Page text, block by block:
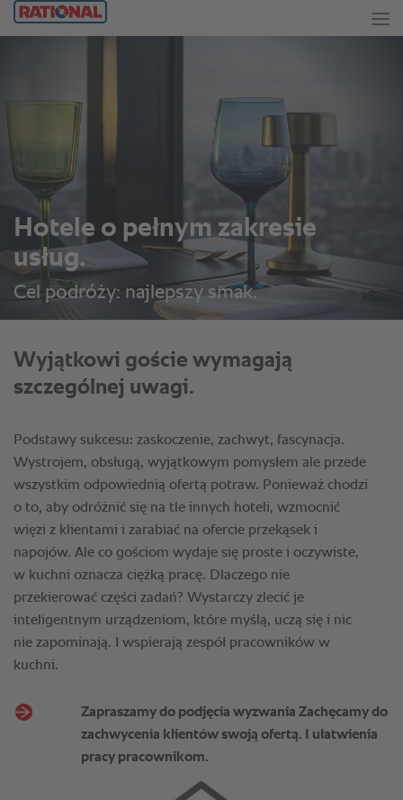
Hotele o pełnym zakresie
usług.
Cel podróży: najlepszy smak.
Wyjątkowi goście wymagają
szczególnej uwagi.
Podstawy sukcesu: zaskoczenie, zachwyt, fascynacja.
Wystrojem, obsługą, wyjątkowym pomysłem ale przede
wszystkim odpowiednią ofertą potraw. Ponieważ chodzi
o to, aby odróżnić się na tle innych hoteli, wzmocnić
więzi z klientami i zarabiać na ofercie przekąsek i
napojów. Ale co gościom wydaje się proste i oczywiste,
w kuchni oznacza ciężką pracę. Dlaczego nie
przekierować części zadań? Wystarczy zlecić je
inteligentnym urządzeniom, które myślą, uczą się i nic
nie zapominają. I wspierają zespół pracowników w
kuchni.
Zapraszamy do podjęcia wyzwania Zachęcamy do
zachwycenia klientów swoją ofertą. I ułatwienia
pracy pracownikom.